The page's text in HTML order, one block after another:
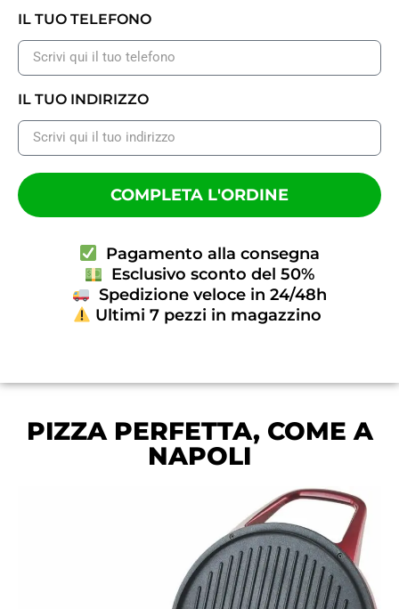
IL TUO TELEFONO
IL TUO INDIRIZZO
COMPLETA L'ORDINE
Pagamento alla consegna
Esclusivo sconto del 50%
Spedizione veloce in 24/48h
Ultimi 7 pezzi in magazzino
PIZZA PERFETTA, COME A
NAPOLI